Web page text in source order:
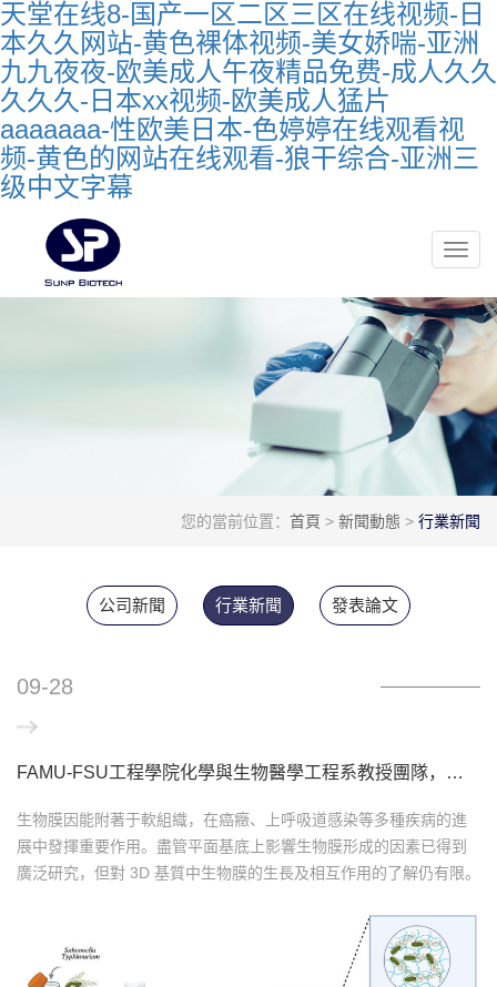
天堂在线8-国产一区二区三区在线视频-日
本久久网站-黄色裸体视频-美女娇喘-亚洲
九九夜夜-欧美成人午夜精品免费-成人久久
久久久-日本xx视频-欧美成人猛片
aaaaaaa-性欧美日本-色婷婷在线观看视
频-黄色的网站在线观看-狼干综合-亚洲三
级中文字幕
Toggle
您的當前位置： 首頁 > 新聞動態 > 行業新聞
公司新聞 行業新聞 發表論文
09-28
FAMU-FSU工程學院化學與生物醫學工程系教授團隊，采用擠出式生物打印技術，發表人工細菌生物膜的流變學表征與三維構建
生物膜因能附著于軟組織，在癌癥、上呼吸道感染等多種疾病的進
展中發揮重要作用。盡管平面基底上影響生物膜形成的因素已得到
廣泛研究，但對 3D 基質中生物膜的生長及相互作用的了解仍有限。
織中天然細菌群落化學和力學特性的生物膜模型，對于研發下一代
抗菌化合物和療法至關重要。